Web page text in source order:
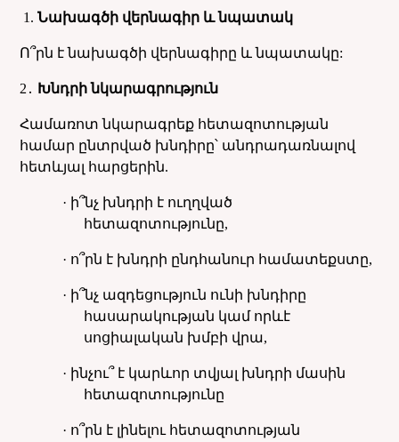
1.Նախագծի վերնագիր և նպատակ
Ո՞րն է նախագծի վերնագիրը և նպատակը:
2 ․ Խնդրի նկարագրություն
Համառոտ նկարագրեք հետազոտության
համար ընտրված խնդիրը՝ անդրադառնալով
հետևյալ հարցերին.
· ի՞նչ խնդրի է ուղղված
հետազոտությունը,
· ո՞րն է խնդրի ընդհանուր համատեքստը,
· ի՞նչ ազդեցություն ունի խնդիրը
հասարակության կամ որևէ
սոցիալական խմբի վրա,
· ինչու՞ է կարևոր տվյալ խնդրի մասին
հետազոտությունը
· ո՞րն է լինելու հետազոտության